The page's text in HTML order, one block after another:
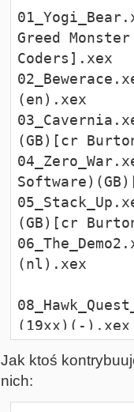
Greed
Coders].xex
(en).xex
(GB)[cr
(GB)[cr
(nl).xex
(19xx)(-).xex
(19xx)(-).xex
Jak ktoś
nich: